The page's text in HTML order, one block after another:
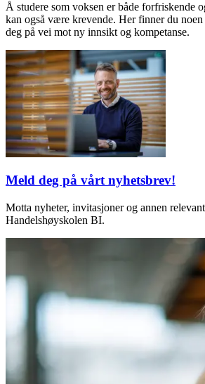
Å studere som voksen er både forfriskende
kan også være krevende. Her finner du
deg på vei mot ny innsikt og kompetanse.
Meld deg på vårt nyhetsbrev!
Motta nyheter, invitasjoner og annen
Handelshøyskolen BI.